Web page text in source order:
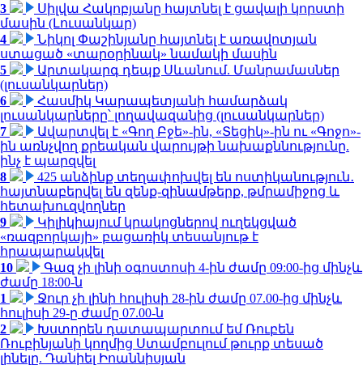
3
Սիլվա Հակոբյանը հայտնել է ցավալի կորստի
մասին (Լուսանկար)
4
Նիկոլ Փաշինյանը հայտնել է առավոտյան
ստացած «տարօրինակ» նամակի մասին
5
Արտակարգ դեպք Սևանում. Մանրամասներ
(լուսանկարներ)
6
Հասմիկ Կարապետյանի համարձակ
լուսանկարները՝ լողավազանից (լուսանկարներ)
7
Ավարտվել է «Գող Բջե»-ին, «Տեցիկ»-ին ու «Գոջո»-
ին առնչվող քրեական վարույթի նախաքննությունը.
ինչ է պարզվել
8
425 անձինք տեղափոխվել են ոստիկանություն․
հայտնաբերվել են զենք-զինամթերք, թմրամիջոց և
հետախուզվողներ
9
Կիլիկիայում կրակոցներով ուղեկցված
«ռազբորկայի» բացառիկ տեսանյութ է
հրապարակվել
10
Գազ չի լինի օգոստոսի 4-ին ժամը 09:00-ից մինչև
ժամը 18:00-ն
1
Ջուր չի լինի հուլիսի 28-ին ժամը 07.00-ից մինչև
հուլիսի 29-ը ժամը 07.00-ն
2
Խստորեն դատապարտում եմ Ռուբեն
Ռուբինյանի կողմից Ստամբուլում թուրք տեսած
լինելը. Դանիել Իոաննիսյան